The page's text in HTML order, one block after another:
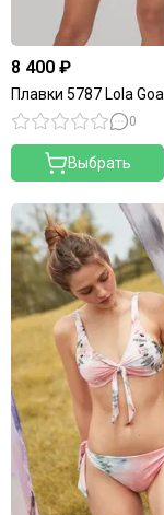
8 400 ₽
Плавки 5787 Lola Goa
0
Выбрать